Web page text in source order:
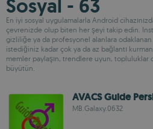
Sosyal - 63
En iyi sosyal uygulamalarla Android
çevrenizde olup biten her şeyi takip edin.
gizliliğe ya da profesyonel alanlara
istediğiniz kadar çok ya da az bağlantı
memler paylaşın, trendlere uyun, topluluklar
büyütün.
AVACS Guide
MB.Galaxy.0632